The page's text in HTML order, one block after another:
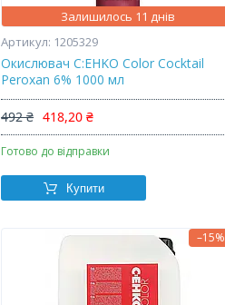
Залишилось 11 днів
1205329
Окислювач C:EHKO Color Cocktail
Peroxan 6% 1000 мл
492 ₴ 418,20 ₴
Готово до відправки
Купити
–15%